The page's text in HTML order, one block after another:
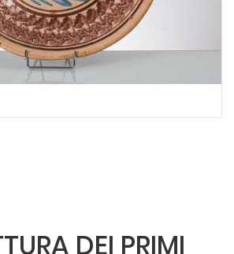
DEI PRIMI